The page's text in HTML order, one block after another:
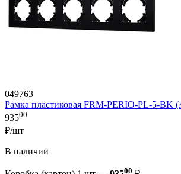
049763
Рамка пластиковая FRM-PERIO-PL-5-BK
93500
₽/шт
В наличии
00